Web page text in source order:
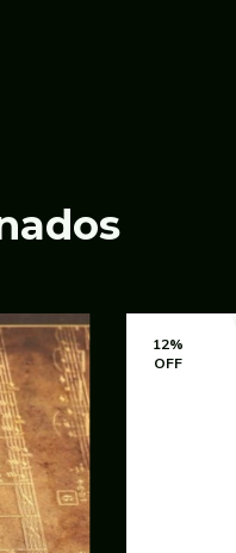
12%
OFF